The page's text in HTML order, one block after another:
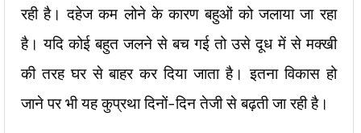
रही है। दहेज कम लोने के कारण बहुओं को जलाया जा रहा
है। यदि कोई बहुत जलने से बच गई तो उसे दूध में से मक्खी
की तरह घर से बाहर कर दिया जाता है। इतना विकास हो
जाने पर भी यह कुप्रथा दिनों-दिन तेजी से बढ़ती जा रही है।